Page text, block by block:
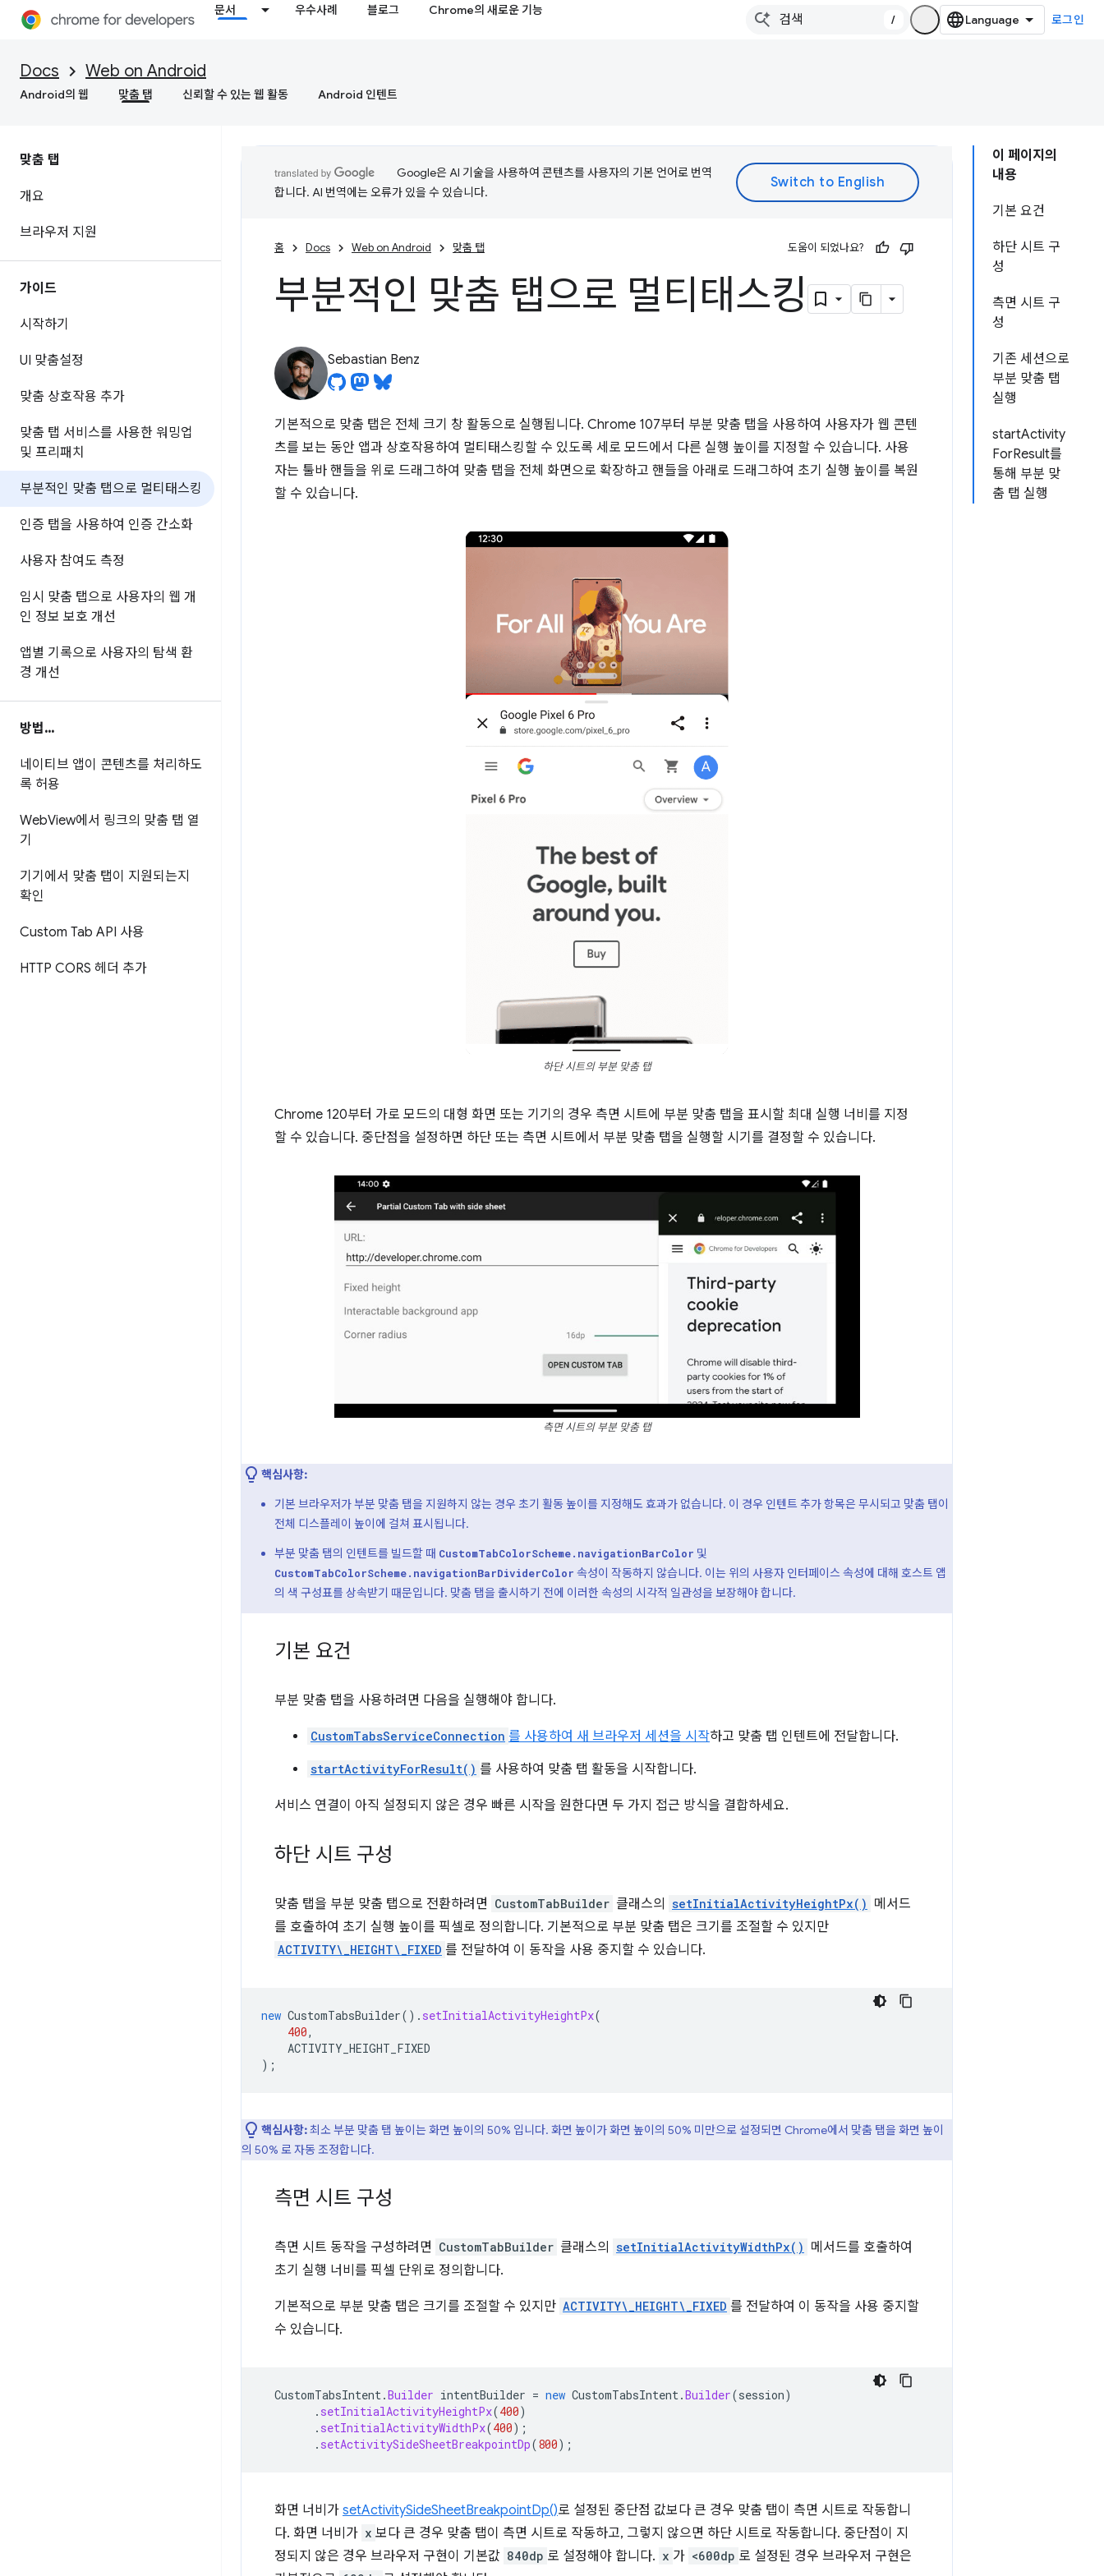
문서 우수사례 블로그 Chrome의 새로운 기능
/ 로그인
Docs Web on Android
Android의 웹 맞춤 탭 신뢰할 수 있는 웹 활동 Android 인텐트
맞춤 탭
개요
브라우저 지원
가이드
시작하기
UI 맞춤설정
맞춤 상호작용 추가
맞춤 탭 서비스를 사용한 워밍업
및 프리패치
부분적인 맞춤 탭으로 멀티태스킹
인증 탭을 사용하여 인증 간소화
사용자 참여도 측정
임시 맞춤 탭으로 사용자의 웹 개
인 정보 보호 개선
앱별 기록으로 사용자의 탐색 환
경 개선
방법...
네이티브 앱이 콘텐츠를 처리하도
록 허용
WebView에서 링크의 맞춤 탭 열
기
기기에서 맞춤 탭이 지원되는지
확인
Custom Tab API 사용
HTTP CORS 헤더 추가
이 페이지의
내용
기본 요건
하단 시트 구
성
측면 시트 구
성
기존 세션으로
부분 맞춤 탭
실행
startActivity
ForResult를
통해 부분 맞
춤 탭 실행
Google은 AI 기술을 사용하여 콘텐츠를 사용자의 기본 언어로 번역
합니다. AI 번역에는 오류가 있을 수 있습니다.
홈 Docs Web on Android 맞춤 탭 도움이 되었나요?
부분적인 맞춤 탭으로 멀티태스킹
Sebastian Benz
기본적으로 맞춤 탭은 전체 크기 창 활동으로 실행됩니다. Chrome 107부터 부분 맞춤 탭을 사용하여 사용자가 웹 콘텐
츠를 보는 동안 앱과 상호작용하여 멀티태스킹할 수 있도록 세로 모드에서 다른 실행 높이를 지정할 수 있습니다. 사용
자는 툴바 핸들을 위로 드래그하여 맞춤 탭을 전체 화면으로 확장하고 핸들을 아래로 드래그하여 초기 실행 높이를 복원
할 수 있습니다.
하단 시트의 부분 맞춤 탭
Chrome 120부터 가로 모드의 대형 화면 또는 기기의 경우 측면 시트에 부분 맞춤 탭을 표시할 최대 실행 너비를 지정
할 수 있습니다. 중단점을 설정하면 하단 또는 측면 시트에서 부분 맞춤 탭을 실행할 시기를 결정할 수 있습니다.
측면 시트의 부분 맞춤 탭
핵심사항:
기본 브라우저가 부분 맞춤 탭을 지원하지 않는 경우 초기 활동 높이를 지정해도 효과가 없습니다. 이 경우 인텐트 추가 항목은 무시되고 맞춤 탭이
전체 디스플레이 높이에 걸쳐 표시됩니다.
부분 맞춤 탭의 인텐트를 빌드할 때 CustomTabColorScheme.navigationBarColor 및
CustomTabColorScheme.navigationBarDividerColor 속성이 작동하지 않습니다. 이는 위의 사용자 인터페이스 속성에 대해 호스트 앱
의 색 구성표를 상속받기 때문입니다. 맞춤 탭을 출시하기 전에 이러한 속성의 시각적 일관성을 보장해야 합니다.
기본 요건
부분 맞춤 탭을 사용하려면 다음을 실행해야 합니다.
CustomTabsServiceConnection 를 사용하여 새 브라우저 세션을 시작하고 맞춤 탭 인텐트에 전달합니다.
startActivityForResult() 를 사용하여 맞춤 탭 활동을 시작합니다.
서비스 연결이 아직 설정되지 않은 경우 빠른 시작을 원한다면 두 가지 접근 방식을 결합하세요.
하단 시트 구성
맞춤 탭을 부분 맞춤 탭으로 전환하려면 CustomTabBuilder 클래스의 setInitialActivityHeightPx() 메서드
를 호출하여 초기 실행 높이를 픽셀로 정의합니다. 기본적으로 부분 맞춤 탭은 크기를 조절할 수 있지만
ACTIVITY\_HEIGHT\_FIXED 를 전달하여 이 동작을 사용 중지할 수 있습니다.
new CustomTabsBuilder(). setInitialActivityHeightPx(
400,
ACTIVITY_HEIGHT_FIXED
);
핵심사항:최소 부분 맞춤 탭 높이는 화면 높이의 50% 입니다. 화면 높이가 화면 높이의 50% 미만으로 설정되면 Chrome에서 맞춤 탭을 화면 높이
의 50% 로 자동 조정합니다.
측면 시트 구성
측면 시트 동작을 구성하려면 CustomTabBuilder 클래스의 setInitialActivityWidthPx() 메서드를 호출하여
초기 실행 너비를 픽셀 단위로 정의합니다.
기본적으로 부분 맞춤 탭은 크기를 조절할 수 있지만 ACTIVITY\_HEIGHT\_FIXED 를 전달하여 이 동작을 사용 중지할
수 있습니다.
CustomTabsIntent.Builder intentBuilder = new CustomTabsIntent.Builder(session)
. setInitialActivityHeightPx(400)
. setInitialActivityWidthPx(400);
. setActivitySideSheetBreakpointDp(800);
화면 너비가 setActivitySideSheetBreakpointDp()로 설정된 중단점 값보다 큰 경우 맞춤 탭이 측면 시트로 작동합니
다. 화면 너비가 x 보다 큰 경우 맞춤 탭이 측면 시트로 작동하고, 그렇지 않으면 하단 시트로 작동합니다. 중단점이 지
정되지 않은 경우 브라우저 구현이 기본값 840dp 로 설정해야 합니다. x 가 <600dp 로 설정된 경우 브라우저 구현은